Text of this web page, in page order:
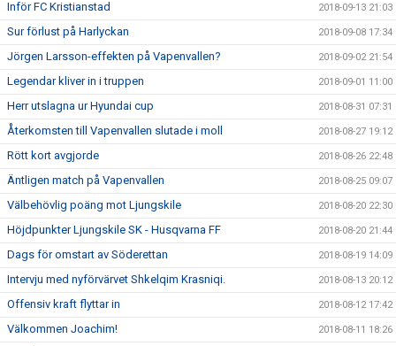
Inför FC Kristianstad 2018-09-13 21:03
Sur förlust på Harlyckan 2018-09-08 17:34
Jörgen Larsson-effekten på Vapenvallen? 2018-09-02 21:54
Legendar kliver in i truppen 2018-09-01 11:00
Herr utslagna ur Hyundai cup 2018-08-31 07:31
Återkomsten till Vapenvallen slutade i moll 2018-08-27 19:12
Rött kort avgjorde 2018-08-26 22:48
Äntligen match på Vapenvallen 2018-08-25 09:07
Välbehövlig poäng mot Ljungskile 2018-08-20 22:30
Höjdpunkter Ljungskile SK - Husqvarna FF 2018-08-20 21:44
Dags för omstart av Söderettan 2018-08-19 14:09
Intervju med nyförvärvet Shkelqim Krasniqi. 2018-08-13 20:12
Offensiv kraft flyttar in 2018-08-12 17:42
Välkommen Joachim! 2018-08-11 18:26